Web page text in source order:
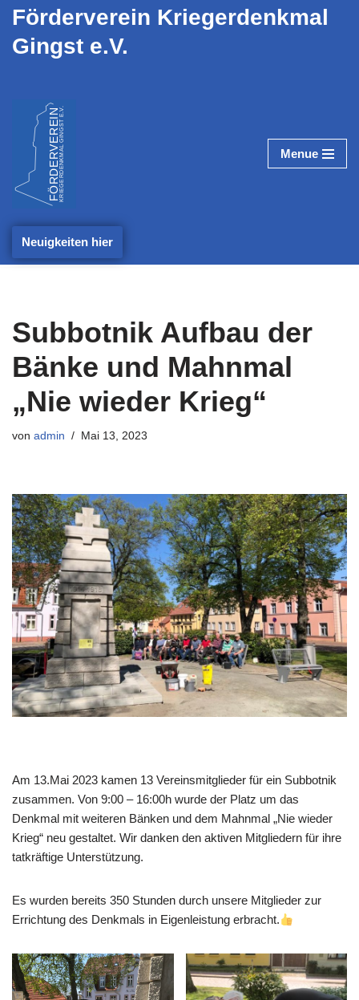
Zum
Förderverein Kriegerdenkmal
Gingst e.V.
Menue
Neuigkeiten hier
Subbotnik Aufbau der
Bänke und Mahnmal
„Nie wieder Krieg“
von admin Mai 13, 2023
Am 13.Mai 2023 kamen 13 Vereinsmitglieder für ein Subbotnik
zusammen. Von 9:00 – 16:00h wurde der Platz um das
Denkmal mit weiteren Bänken und dem Mahnmal „Nie wieder
Krieg“ neu gestaltet. Wir danken den aktiven Mitgliedern für ihre
tatkräftige Unterstützung.
Es wurden bereits 350 Stunden durch unsere Mitglieder zur
Errichtung des Denkmals in Eigenleistung erbracht.